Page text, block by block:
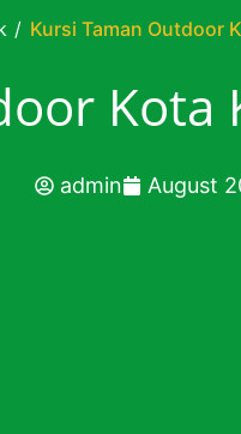
/ Kursi Taman Outdoor
Kota
admin August